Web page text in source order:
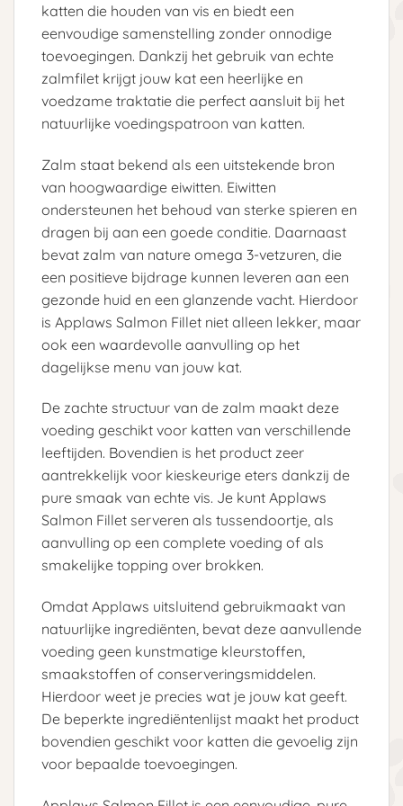
katten die houden van vis en biedt een
eenvoudige samenstelling zonder onnodige
toevoegingen. Dankzij het gebruik van echte
zalmfilet krijgt jouw kat een heerlijke en
voedzame traktatie die perfect aansluit bij het
natuurlijke voedingspatroon van katten.
Zalm staat bekend als een uitstekende bron
van hoogwaardige eiwitten. Eiwitten
ondersteunen het behoud van sterke spieren en
dragen bij aan een goede conditie. Daarnaast
bevat zalm van nature omega 3-vetzuren, die
een positieve bijdrage kunnen leveren aan een
gezonde huid en een glanzende vacht. Hierdoor
is Applaws Salmon Fillet niet alleen lekker, maar
ook een waardevolle aanvulling op het
dagelijkse menu van jouw kat.
De zachte structuur van de zalm maakt deze
voeding geschikt voor katten van verschillende
leeftijden. Bovendien is het product zeer
aantrekkelijk voor kieskeurige eters dankzij de
pure smaak van echte vis. Je kunt Applaws
Salmon Fillet serveren als tussendoortje, als
aanvulling op een complete voeding of als
smakelijke topping over brokken.
Omdat Applaws uitsluitend gebruikmaakt van
natuurlijke ingrediënten, bevat deze aanvullende
voeding geen kunstmatige kleurstoffen,
smaakstoffen of conserveringsmiddelen.
Hierdoor weet je precies wat je jouw kat geeft.
De beperkte ingrediëntenlijst maakt het product
bovendien geschikt voor katten die gevoelig zijn
voor bepaalde toevoegingen.